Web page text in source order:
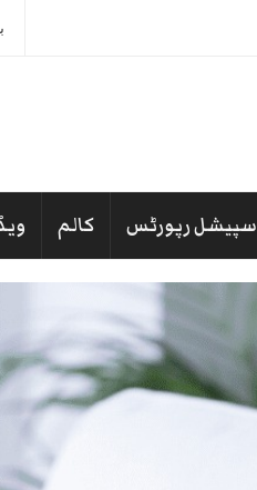
سپیشل رپورٹس کالم